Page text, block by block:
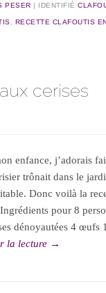
PESER IDENTIFIÉ
RECETTE CLAFOUTIS
cerises
enfance, j’adorais
trônait dans le
Donc voilà la
pour 8
dénoyautées 4
la lecture →